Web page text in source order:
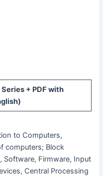
+ PDF with
to Computers,
computers; Block
Software, Firmware, Input
Central Processing